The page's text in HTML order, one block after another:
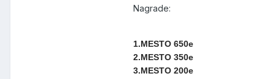
Nagrade:
1.MESTO 650e
2.MESTO 350e
3.MESTO 200e